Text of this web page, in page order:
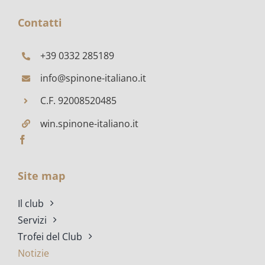
POLESINE
Contatti
+39 0332 285189
info@spinone-italiano.it
C.F. 92008520485
win.spinone-italiano.it
Site map
Il club
Servizi
Trofei del Club
Notizie